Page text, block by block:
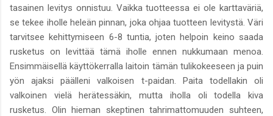
tasainen levitys onnistuu. Vaikka tuotteessa ei ole karttaväriä,
se tekee iholle heleän pinnan, joka ohjaa tuotteen levitystä. Väri
tarvitsee kehittymiseen 6-8 tuntia, joten helpoin keino saada
rusketus on levittää tämä iholle ennen nukkumaan menoa.
Ensimmäisellä käyttökerralla laitoin tämän tulikokeeseen ja puin
yön ajaksi päälleni valkoisen t-paidan. Paita todellakin oli
valkoinen vielä herätessäkin, mutta iholla oli todella kiva
rusketus. Olin hieman skeptinen tahrimattomuuden suhteen,